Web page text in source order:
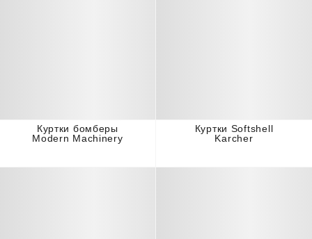
Куртки бомберы
Modern Machinery
Куртки Softshell
Karcher